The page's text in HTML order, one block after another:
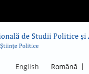
English Română